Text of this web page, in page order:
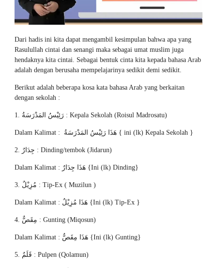
Dari hadis ini kita dapat mengambil kesimpulan bahwa apa yang
Rasulullah cintai dan senangi maka sebagai umat muslim juga
hendaknya kita cintai. Sebagai bentuk cinta kita kepada bahasa Arab
adalah dengan berusaha mempelajarinya sedikit demi sedikit.
Berikut adalah beberapa kosa kata bahasa Arab yang berkaitan
dengan sekolah :
1. رَئِيْسُ المَدْرَسَةُ : Kepala Sekolah (Roisul Madrosatu)
Dalam Kalimat : هَذَا رَئِيْسُ المَدْرَسَةُ { ini (lk) Kepala Sekolah }
2. جِدَارٌ : Dinding/tembok (Jidarun)
Dalam Kalimat : هَذَا جِدَارٌ {Ini (lk) Dinding}
3. مُزِيْلٌ : Tip-Ex ( Muzilun )
Dalam Kalimat : هَذَا مُزِيْلٌ {Ini (lk) Tip-Ex }
4. مِقَصٌّ : Gunting (Miqosun)
Dalam Kalimat : هَذَا مِقَصٌّ {Ini (lk) Gunting}
5. قَلَمٌ : Pulpen (Qolamun)